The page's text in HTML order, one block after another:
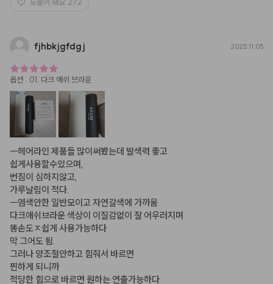
fjhbkjgfdgj 2025.11.05
옵션 : 01. 다크 애쉬 브라운
ㅡ헤어라인 제품들 많이써봤는데 발색력 좋고
쉽게사용할수있으며,
번짐이 심하지않고,
가루날림이 적다.
ㅡ염색안한 일반모이고 자연갈색에 가까움
다크애쉬브라운 색상이 이질감없이 잘 어우러지며
똥손도ㅈ쉽게 사용가능하다
막 그어도 됨.
그러나 양조절안하고 힘줘서 바르면
찐하게 되니까
적당한 힘으로 바르면 원하는 연출가능하다